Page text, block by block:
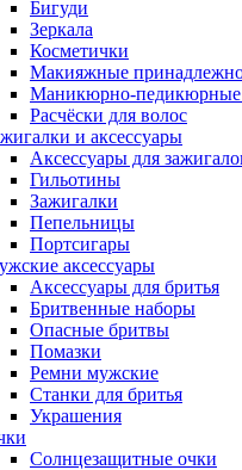
Бигуди
Зеркала
Косметички
Макияжные
Маникюрно-педикюрные
Расчёски для волос
и аксессуары
Аксессуары для
Гильотины
Зажигалки
Пепельницы
Портсигары
аксессуары
Аксессуары для бритья
Бритвенные наборы
Опасные бритвы
Помазки
Ремни мужские
Станки для бритья
Украшения
Солнцезащитные очки